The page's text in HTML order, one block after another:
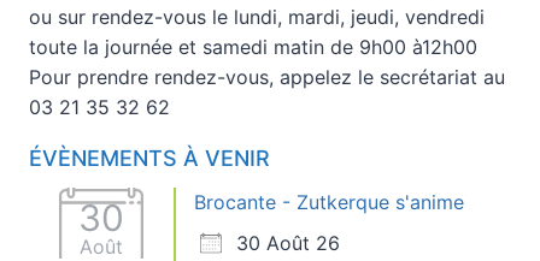
ou sur rendez-vous le lundi, mardi, jeudi, vendredi
toute la journée et samedi matin de 9h00 à12h00
Pour prendre rendez-vous, appelez le secrétariat au
03 21 35 32 62
ÉVÈNEMENTS À VENIR
30
Août
Brocante - Zutkerque s'anime
30 Août 26